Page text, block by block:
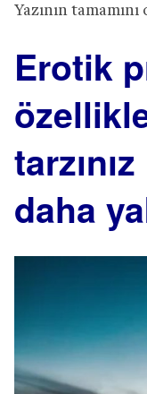
Yazının
Erotik
daha